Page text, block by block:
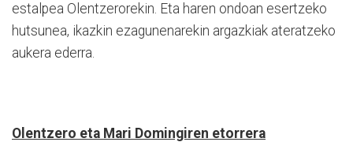
estalpea Olentzerorekin. Eta haren ondoan esertzeko
hutsunea, ikazkin ezagunenarekin argazkiak ateratzeko
aukera ederra.
Olentzero eta Mari Domingiren etorrera